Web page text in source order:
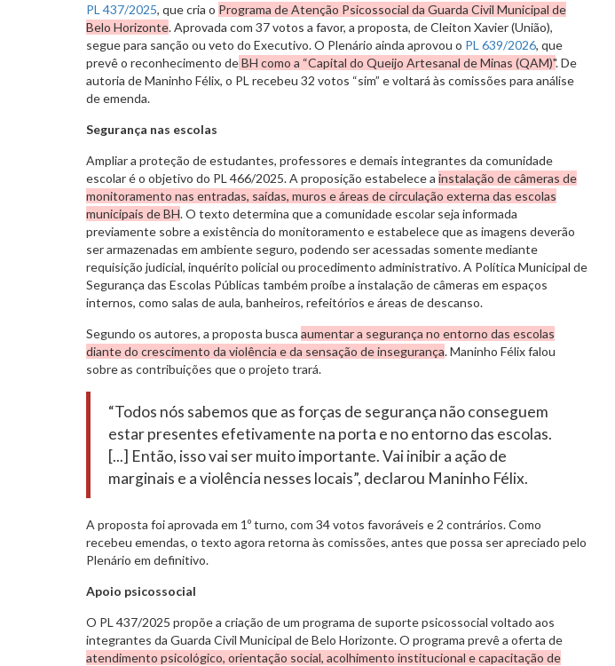
PL 437/2025, que cria o Programa de Atenção Psicossocial da Guarda Civil Municipal de
Belo Horizonte. Aprovada com 37 votos a favor, a proposta, de Cleiton Xavier (União),
segue para sanção ou veto do Executivo. O Plenário ainda aprovou o PL 639/2026, que
prevê o reconhecimento deBH como a “Capital do Queijo Artesanal de Minas (QAM)". De
autoria de Maninho Félix, o PL recebeu 32 votos “sim” e voltará às comissões para análise
de emenda.
Segurança nas escolas
Ampliar a proteção de estudantes, professores e demais integrantes da comunidade
escolar é o objetivo do PL 466/2025. A proposição estabelece a instalação de câmeras de
monitoramento nas entradas, saídas, muros e áreas de circulação externa das escolas
municipais de BH. O texto determina que a comunidade escolar seja informada
previamente sobre a existência do monitoramento e estabelece que as imagens deverão
ser armazenadas em ambiente seguro, podendo ser acessadas somente mediante
requisição judicial, inquérito policial ou procedimento administrativo. A Política Municipal de
Segurança das Escolas Públicas também proíbe a instalação de câmeras em espaços
internos, como salas de aula, banheiros, refeitórios e áreas de descanso.
Segundo os autores, a proposta busca aumentar a segurança no entorno das escolas
diante do crescimento da violência e da sensação de insegurança. Maninho Félix falou
sobre as contribuições que o projeto trará.
“Todos nós sabemos que as forças de segurança não conseguem
estar presentes efetivamente na porta e no entorno das escolas.
[...] Então, isso vai ser muito importante. Vai inibir a ação de
marginais e a violência nesses locais”, declarou Maninho Félix.
A proposta foi aprovada em 1º turno, com 34 votos favoráveis e 2 contrários. Como
recebeu emendas, o texto agora retorna às comissões, antes que possa ser apreciado pelo
Plenário em definitivo.
Apoio psicossocial
O PL 437/2025 propõe a criação de um programa de suporte psicossocial voltado aos
integrantes da Guarda Civil Municipal de Belo Horizonte. O programa prevê a oferta de
atendimento psicológico, orientação social, acolhimento institucional e capacitação de